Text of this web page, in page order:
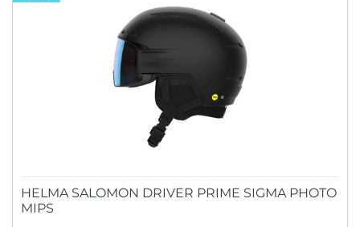
HELMA SALOMON DRIVER PRIME SIGMA PHOTO
MIPS